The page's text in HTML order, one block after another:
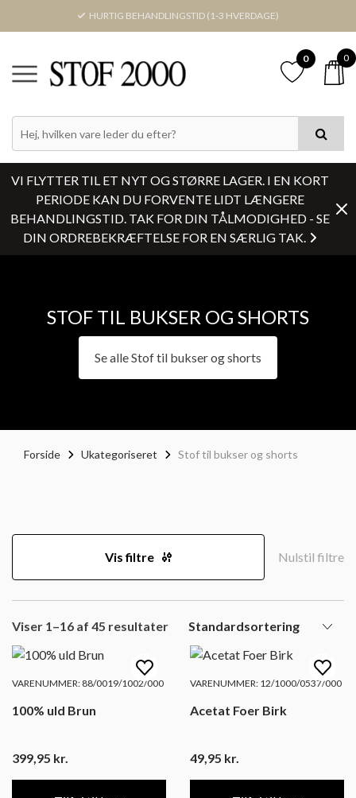
HURTIG BEHANDLINGSTID (1-3 HVERDAGE)
0 0
VI FLYTTER TIL ET NYT OG STØRRE LAGER. I EN KORT
PERIODE KAN DU FORVENTE LIDT LÆNGERE
BEHANDLINGSTID. TAK FOR DIN TÅLMODIGHED - SE
DIN ORDREBEKRÆFTELSE FOR EN SÆRLIG TAK.
STOF TIL BUKSER OG SHORTS
Se alle Stof til bukser og shorts
Forside Ukategoriseret Stof til bukser og shorts
PRIS
FARVE
LAGERSTATUS
Vis filtre Nulstil filtre
Viser 1–16 af 45 resultater
VARENUMMER: 88/0019/1002/000
100% uld Brun
399,95 kr.
VARENUMMER: 12/1000/0537/000
Acetat Foer Birk
49,95 kr.